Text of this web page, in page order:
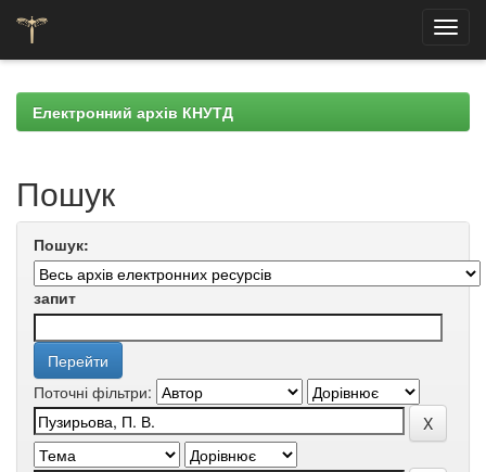
navigationЕлектронний архів КНУТД
Пошук
Пошук:
запит
Поточні фільтри: